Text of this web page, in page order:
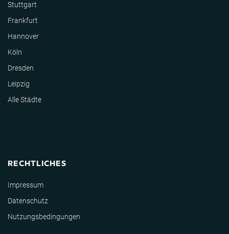
Stuttgart
Frankfurt
Hannover
Köln
Dresden
Leipzig
Alle Städte
RECHTLICHES
Impressum
Datenschutz
Nutzungsbedingungen